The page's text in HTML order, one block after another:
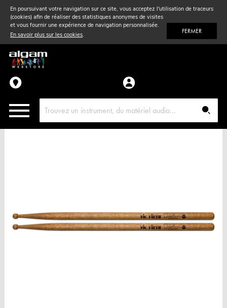
En poursuivant votre navigation sur ce site, vous acceptez l'utilisation de traceurs
(cookies) afin de réaliser des statistiques anonymes de visites
et vous fournir une expérience de navigation personnalisée.
En savoir plus sur les cookies. FERMER
Vent& Violon
Accessoires
Pièces détachées